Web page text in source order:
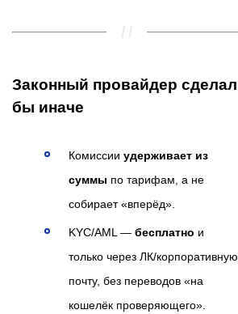
Законный провайдер сделал
бы иначе
Комиссии удерживает из
суммы по тарифам, а не
собирает «вперёд».
KYC/AML — бесплатно и
только через ЛК/корпоративную
почту, без переводов «на
кошелёк проверяющего».